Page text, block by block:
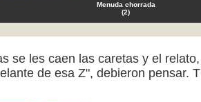
Menuda chorrada
(2)
les caen las caretas y el
de esa Z", debieron pensar.